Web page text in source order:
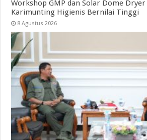
Workshop GMP dan Solar Dome
Karimunting Higienis Bernilai Tinggi
8 Agustus 2026